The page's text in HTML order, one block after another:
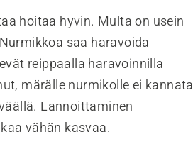
hoitaa hyvin. Multa on usein
saa haravoida
reippaalla haravoinnilla
märälle nurmikolle ei kannata
Lannoittaminen
vähän kasvaa.